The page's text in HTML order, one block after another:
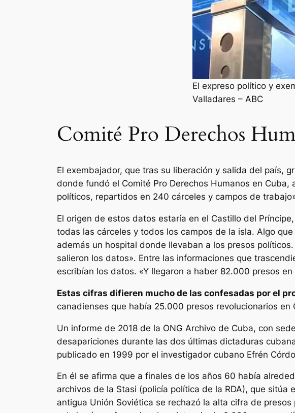
El expreso político y
Valladares – ABC
Comité Pro Derechos
El exembajador, que tras su liberación y salida del país,
donde fundó el Comité Pro Derechos Humanos en
políticos, repartidos en 240 cárceles y campos de
El origen de estos datos estaría en el Castillo del
todas las cárceles y todos los campos de la isla. Algo
además un hospital donde llevaban a los presos
salieron los datos». Entre las informaciones que
escribían los datos. «Y llegaron a haber 82.000 presos
Estas cifras difieren mucho de las confesadas por el
canadienses que había 25.000 presos revolucionarios
Un informe de 2018 de la ONG Archivo de Cuba, con
desapariciones durante las dos últimas dictaduras
publicado en 1999 por el investigador cubano Efrén
En él se afirma que a finales de los años 60 había
archivos de la Stasi (policía política de la RDA), que
antigua Unión Soviética se rechazó la alta cifra de